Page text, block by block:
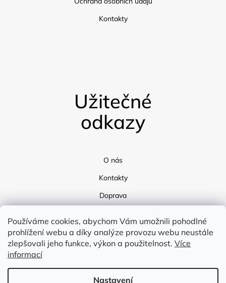
Používáme cookies, abychom Vám umožnili pohodlné
prohlížení webu a díky analýze provozu webu neustále
zlepšovali jeho funkce, výkon a použitelnost. Více
informací
Nastavení
Kontakty
Užitečné
odkazy
O nás
Kontakty
Doprava